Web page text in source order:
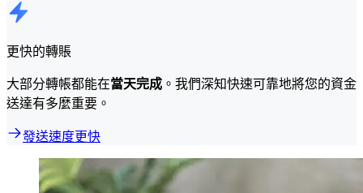
更快的轉賬
大部分轉帳都能在當天完成 。我們深知快速可靠地將您的資金
送達有多麼重要。
發送速度更快